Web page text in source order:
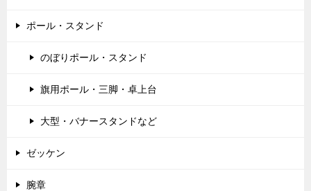
ポール・スタンド
のぼりポール・スタンド
旗用ポール・三脚・卓上台
大型・バナースタンドなど
ゼッケン
腕章